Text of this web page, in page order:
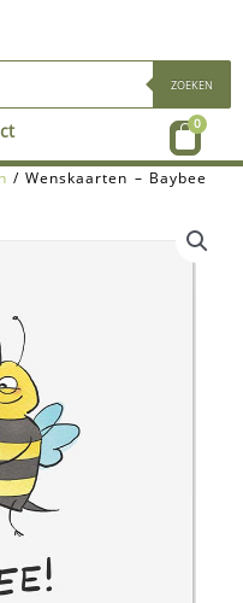
ZOEKEN
0
/ Wenskaarten – Baybee